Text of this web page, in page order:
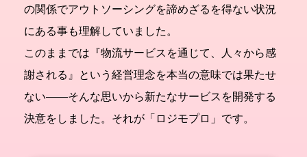
の関係でアウトソーシングを諦めざるを得ない状況
にある事も理解していました。
このままでは『物流サービスを通じて、人々から感
謝される』という経営理念を本当の意味では果たせ
ない——そんな思いから新たなサービスを開発する
決意をしました。それが「ロジモプロ」です。